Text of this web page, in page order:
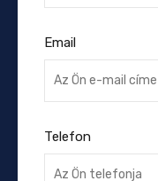
Email
Telefon